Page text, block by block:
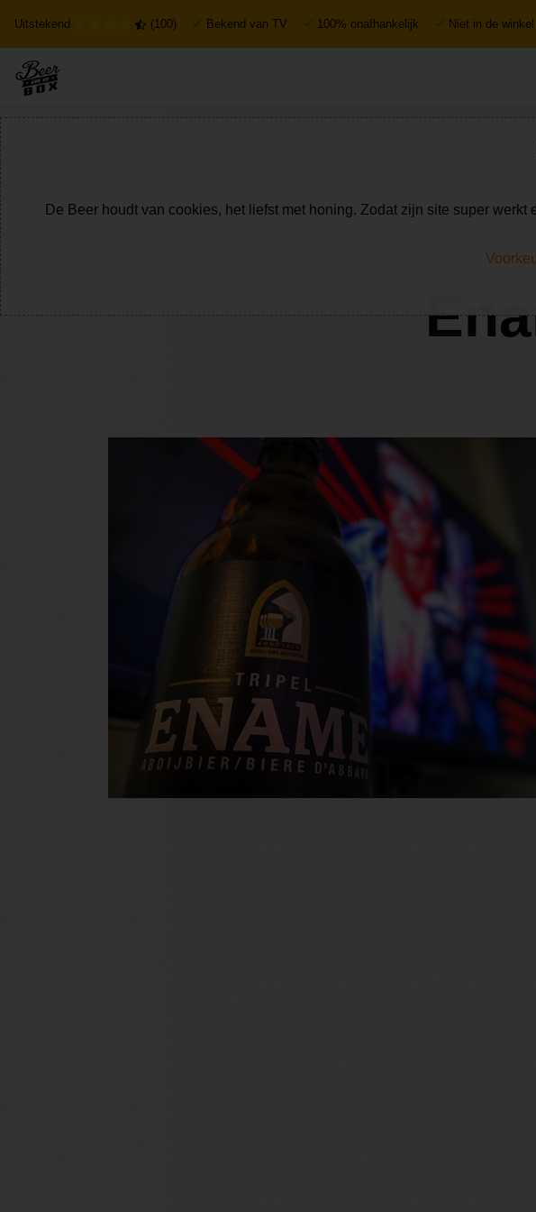
Uitstekend (100) Bekend van TV 100% onafhankelijk Niet in de
De Beer houdt van cookies, het liefst met honing. Zodat zijn site super